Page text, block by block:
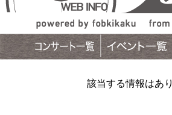
該当する情報はあ